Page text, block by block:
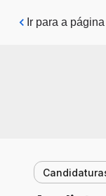
Pular para o
Ir para a